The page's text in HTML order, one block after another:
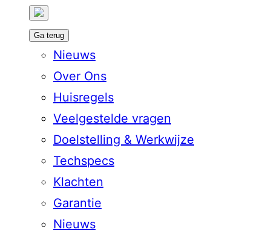
Ga terug
Nieuws
Over Ons
Huisregels
Veelgestelde vragen
Doelstelling & Werkwijze
Techspecs
Klachten
Garantie
Nieuws